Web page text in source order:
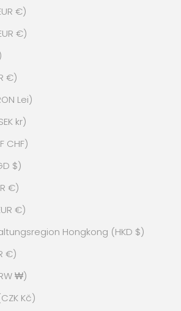
€)
€)
€)
Lei)
kr)
CHF)
$)
€)
€)
Hongkong (HKD $)
€)
₩)
Kč)